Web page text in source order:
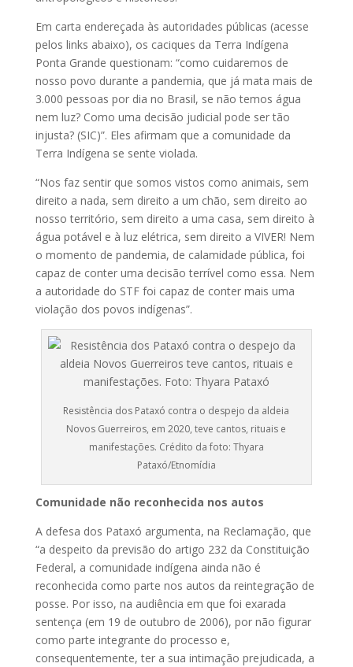
Em carta endereçada às autoridades públicas (acesse
pelos links abaixo), os caciques da Terra Indígena
Ponta Grande questionam: “como cuidaremos de
nosso povo durante a pandemia, que já mata mais de
3.000 pessoas por dia no Brasil, se não temos água
nem luz? Como uma decisão judicial pode ser tão
injusta? (SIC)”. Eles afirmam que a comunidade da
Terra Indígena se sente violada.
“Nos faz sentir que somos vistos como animais, sem
direito a nada, sem direito a um chão, sem direito ao
nosso território, sem direito a uma casa, sem direito à
água potável e à luz elétrica, sem direito a VIVER! Nem
o momento de pandemia, de calamidade pública, foi
capaz de conter uma decisão terrível como essa. Nem
a autoridade do STF foi capaz de conter mais uma
violação dos povos indígenas”.
Resistência dos Pataxó contra o despejo da aldeia
Novos Guerreiros, em 2020, teve cantos, rituais e
manifestações. Crédito da foto: Thyara
Pataxó/Etnomídia
Comunidade não reconhecida nos autos
A defesa dos Pataxó argumenta, na Reclamação, que
“a despeito da previsão do artigo 232 da Constituição
Federal, a comunidade indígena ainda não é
reconhecida como parte nos autos da reintegração de
posse. Por isso, na audiência em que foi exarada
sentença (em 19 de outubro de 2006), por não figurar
como parte integrante do processo e,
consequentemente, ter a sua intimação prejudicada, a